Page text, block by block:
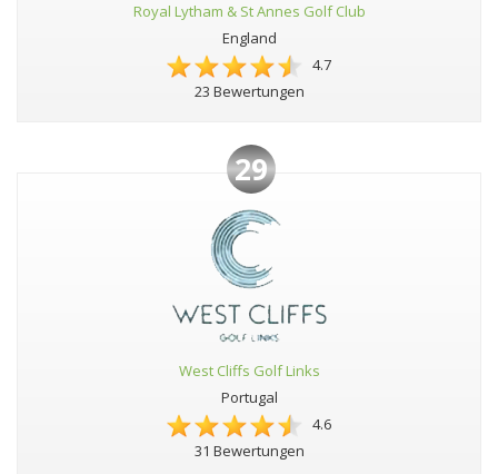
Royal Lytham & St Annes Golf Club
England
4.7
23 Bewertungen
29
West Cliffs Golf Links
Portugal
4.6
31 Bewertungen